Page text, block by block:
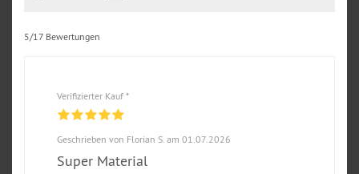
5/17 Bewertungen
Verifizierter Kauf *
Geschrieben von Florian S. am 01.07.2026
Super Material